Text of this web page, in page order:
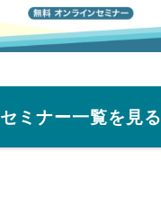
セミナー一覧を見る